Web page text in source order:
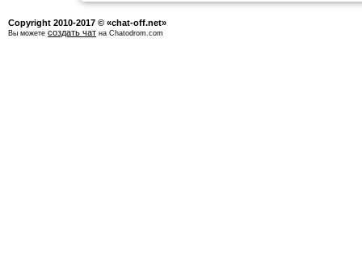
Copyright 2010-2017 © «chat-off.net»
Вы можете создать чат на Chatodrom.com